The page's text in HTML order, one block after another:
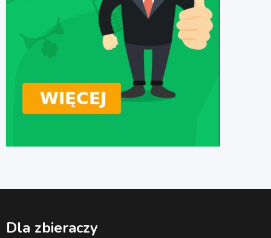
Dla zbieraczy